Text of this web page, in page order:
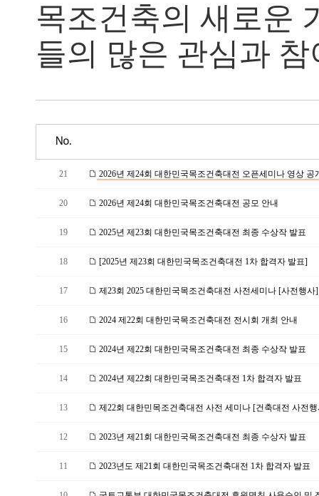
목조건축의 새로운
들의 많은 관심과
No.
21 2026년 제24회 대한민국목조건축대전 오픈세미나 영상 공
20 2026년 제24회 대한민국목조건축대전 공모 안내
19 2025년 제23회 대한민국목조건축대전 최종 수상작 발표
18 [2025년 제23회 대한민국목조건축대전 1차 합격자 발표]
17 제23회 2025 대한민국목조건축대전 사전세미나 [사전행사]
16 2024 제22회 대한민국목조건축대전 전시회 개최 안내
15 2024년 제22회 대한민국목조건축대전 최종 수상작 발표
14 2024년 제22회 대한민국목조건축대전 1차 합격자 발표
13 제22회 대한민목조건축대전 사전 세미나 [건축대전 사전
12 2023년 제21회 대한민국목조건축대전 최종 수상자 발표
11 2023년도 제21회 대한민국목조건축대전 1차 합격자 발표